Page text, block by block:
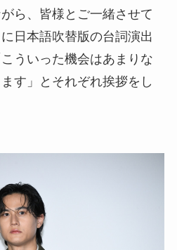
ら、皆様とご一緒させて
日本語吹替版の台詞演出
ういった機会はあまりな
す」とそれぞれ挨拶をし